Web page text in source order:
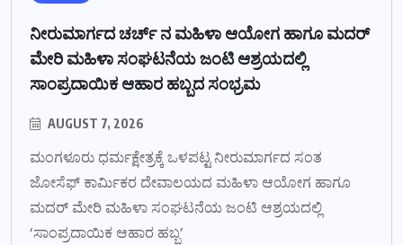
ನೀರುಮಾರ್ಗದ ಚರ್ಚ್ ನ ಮಹಿಳಾ ಆಯೋಗ ಹಾಗೂ ಮದರ್
ಮೇರಿ ಮಹಿಳಾ ಸಂಘಟನೆಯ ಜಂಟಿ ಆಶ್ರಯದಲ್ಲಿ
ಸಾಂಪ್ರದಾಯಿಕ ಆಹಾರ ಹಬ್ಬದ ಸಂಭ್ರಮ
AUGUST 7, 2026
ಮಂಗಳೂರು ಧರ್ಮಕ್ಷೇತ್ರಕ್ಕೆ ಒಳಪಟ್ಟ ನೀರುಮಾರ್ಗದ ಸಂತ
ಜೋಸೆಫ್ ಕಾರ್ಮಿಕರ ದೇವಾಲಯದ ಮಹಿಳಾ ಆಯೋಗ ಹಾಗೂ
ಮದರ್ ಮೇರಿ ಮಹಿಳಾ ಸಂಘಟನೆಯ ಜಂಟಿ ಆಶ್ರಯದಲ್ಲಿ
‘ಸಾಂಪ್ರದಾಯಿಕ ಆಹಾರ ಹಬ್ಬ’